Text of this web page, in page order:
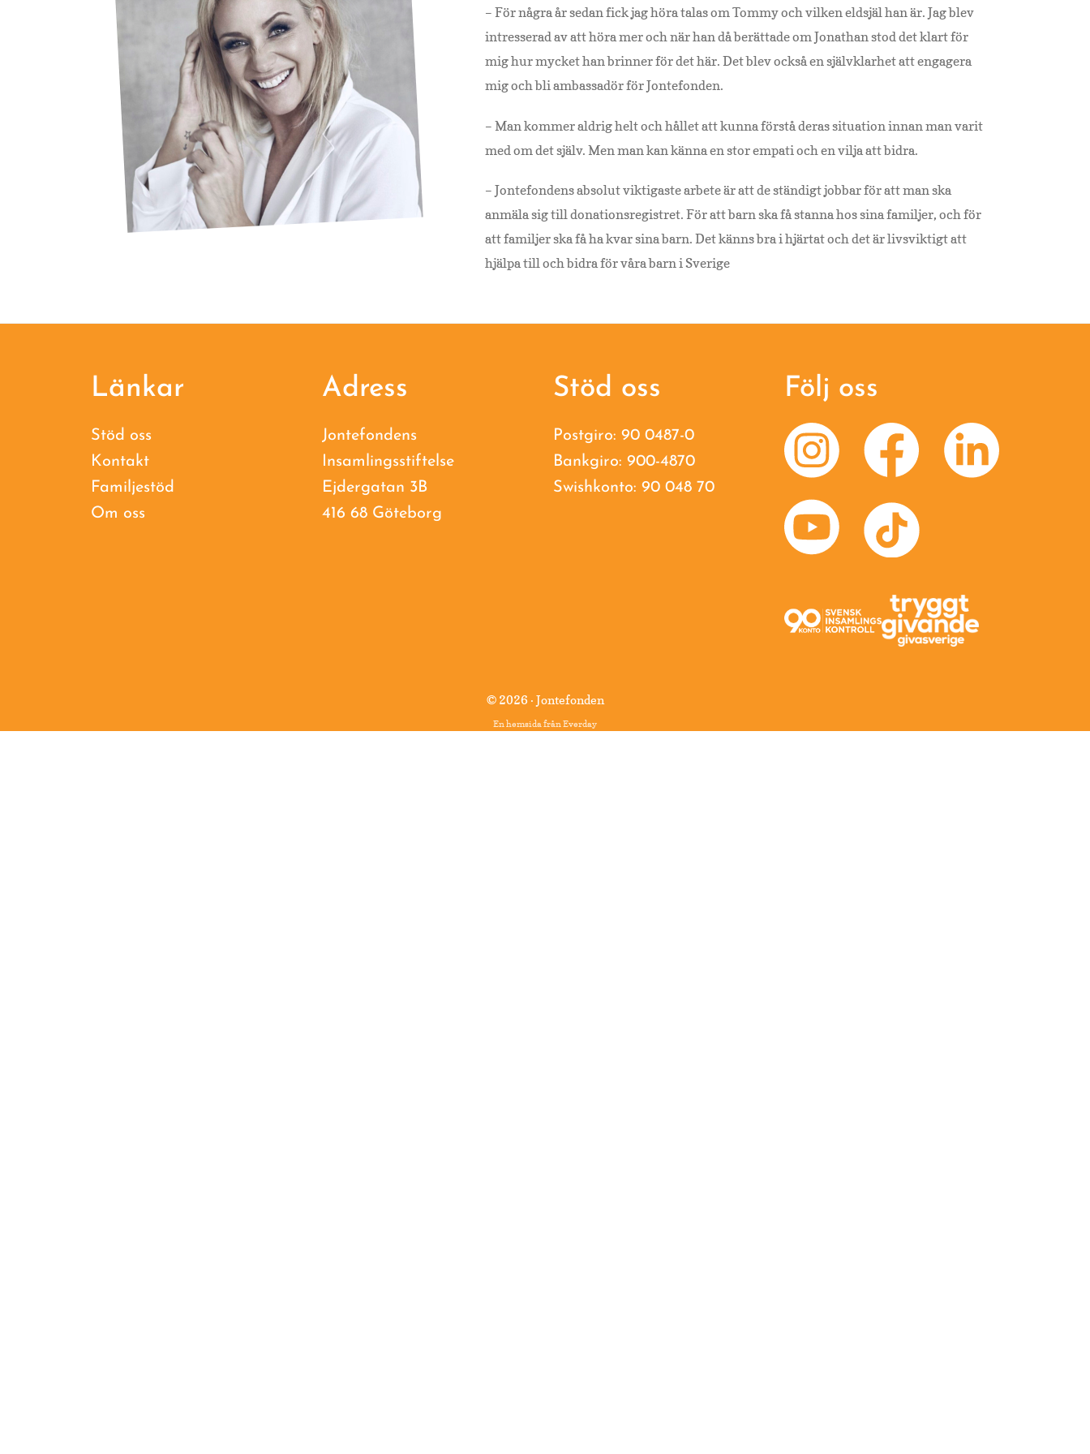
– För några år sedan fick jag höra talas om Tommy och vilken eldsjäl han är. Jag blev
intresserad av att höra mer och när han då berättade om Jonathan stod det klart för
mig hur mycket han brinner för det här. Det blev också en självklarhet att engagera
mig och bli ambassadör för Jontefonden.
– Man kommer aldrig helt och hållet att kunna förstå deras situation innan man varit
med om det själv. Men man kan känna en stor empati och en vilja att bidra.
– Jontefondens absolut viktigaste arbete är att de ständigt jobbar för att man ska
anmäla sig till donationsregistret. För att barn ska få stanna hos sina familjer, och för
att familjer ska få ha kvar sina barn. Det känns bra i hjärtat och det är livsviktigt att
hjälpa till och bidra för våra barn i Sverige
Länkar
Stöd oss
Kontakt
Familjestöd
Om oss
Adress
Jontefondens
Insamlingsstiftelse
Ejdergatan 3B
416 68 Göteborg
Stöd oss
Postgiro: 90 0487-0
Bankgiro: 900-4870
Swishkonto: 90 048 70
Följ oss
© 2026 · Jontefonden
En hemsida frånEverday